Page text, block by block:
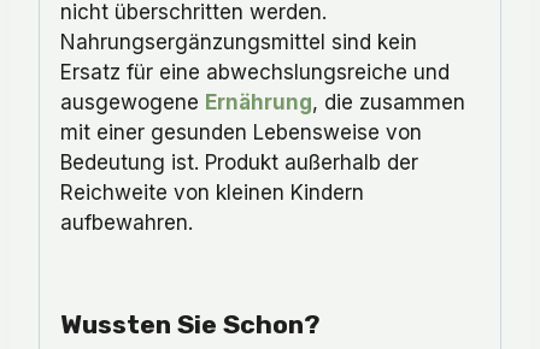
nicht überschritten werden.
Nahrungsergänzungsmittel sind kein
Ersatz für eine abwechslungsreiche und
ausgewogene Ernährung, die zusammen
mit einer gesunden Lebensweise von
Bedeutung ist. Produkt außerhalb der
Reichweite von kleinen Kindern
aufbewahren.
Wussten Sie Schon?